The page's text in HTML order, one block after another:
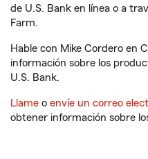
de U.S. Bank en línea o a
Farm.
Hable con Mike Cordero en
información sobre los
U.S. Bank.
Llame o envíe un correo
obtener información sobre